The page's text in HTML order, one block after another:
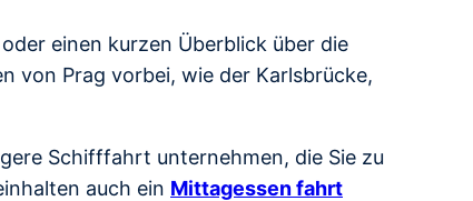
einen kurzen Überblick über die
von Prag vorbei, wie der Karlsbrücke,
Schifffahrt unternehmen, die Sie zu
auch ein Mittagessen fahrt